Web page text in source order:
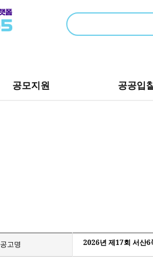
공모지원 공공입
공고명 2026년 제17회 서산6